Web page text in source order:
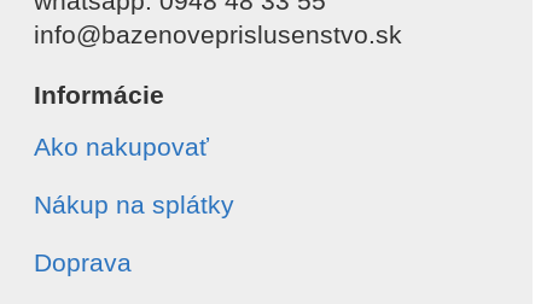
info@bazenoveprislusenstvo.sk
Informácie
Ako nakupovať
Nákup na splátky
Doprava